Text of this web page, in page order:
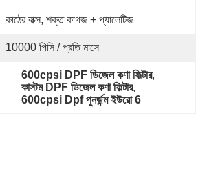
কাঠের বাক্স, শক্ত কাগজ + প্যালেটিজ
10000 পিসি / প্রতি মাসে
600cpsi DPF ডিজেল কণা ফিল্টার,
কাস্টম DPF ডিজেল কণা ফিল্টার,
600cpsi Dpf পুনর্জন্ম ইউরো 6